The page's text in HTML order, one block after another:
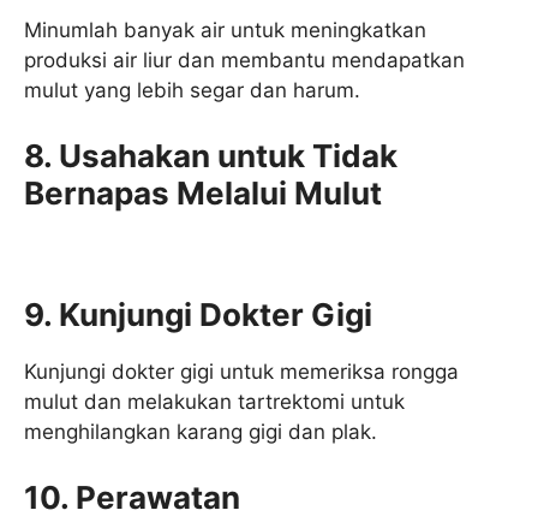
Minumlah banyak air untuk meningkatkan
produksi air liur dan membantu mendapatkan
mulut yang lebih segar dan harum.
8. Usahakan untuk Tidak
Bernapas Melalui Mulut
9. Kunjungi Dokter Gigi
Kunjungi dokter gigi untuk memeriksa rongga
mulut dan melakukan tartrektomi untuk
menghilangkan karang gigi dan plak.
10. Perawatan